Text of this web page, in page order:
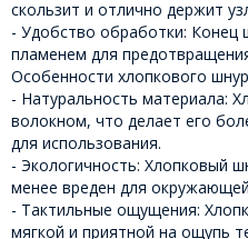
скользит и отлично держит
- Удобство обработки: Конец
пламенем для
Особенности хлопкового
- Натуральность материала:
волокном, что делает его
для использования.
- Экологичность: Хлопковый
менее вреден для
- Тактильные ощущения:
мягкой и приятной на ощупь